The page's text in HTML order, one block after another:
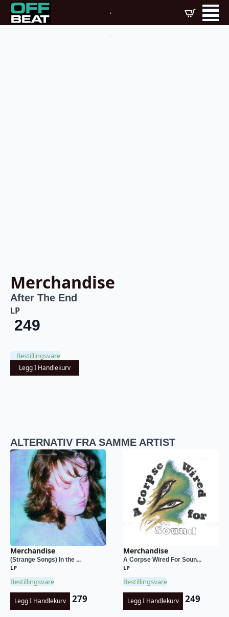
Merchandise
After The End
LP
249
Bestillingsvare
Legg I Handlekurv
ALTERNATIV FRA SAMME ARTIST
Merchandise
(Strange Songs) In the ...
LP
Bestillingsvare
Legg I Handlekurv 279
Merchandise
A Corpse Wired For Soun...
LP
Bestillingsvare
Legg I Handlekurv 249